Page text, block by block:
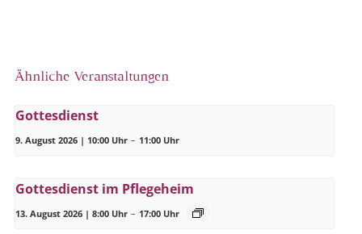
Ähnliche Veranstaltungen
Gottesdienst
9. August 2026 | 10:00 Uhr – 11:00 Uhr
Gottesdienst im Pflegeheim
13. August 2026 | 8:00 Uhr – 17:00 Uhr